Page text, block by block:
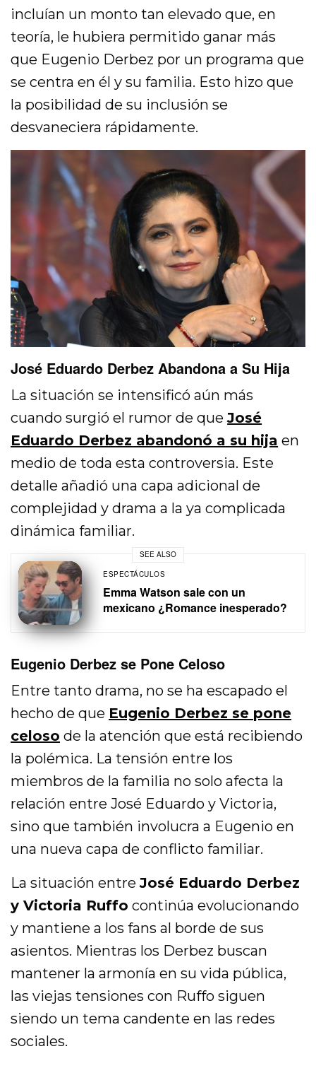
incluían un monto tan elevado que, en
teoría, le hubiera permitido ganar más
que Eugenio Derbez por un programa que
se centra en él y su familia. Esto hizo que
la posibilidad de su inclusión se
desvaneciera rápidamente.
José Eduardo Derbez Abandona a Su Hija
La situación se intensificó aún más
cuando surgió el rumor de queJosé
Eduardo Derbez abandonó a su hija en
medio de toda esta controversia. Este
detalle añadió una capa adicional de
complejidad y drama a la ya complicada
dinámica familiar.
SEE ALSO
ESPECTÁCULOS
Emma Watson sale con un
mexicano ¿Romance inesperado?
Eugenio Derbez se Pone Celoso
Entre tanto drama, no se ha escapado el
hecho de que Eugenio Derbez se pone
celoso de la atención que está recibiendo
la polémica. La tensión entre los
miembros de la familia no solo afecta la
relación entre José Eduardo y Victoria,
sino que también involucra a Eugenio en
una nueva capa de conflicto familiar.
La situación entreJosé Eduardo Derbez
y Victoria Ruffo continúa evolucionando
y mantiene a los fans al borde de sus
asientos. Mientras los Derbez buscan
mantener la armonía en su vida pública,
las viejas tensiones con Ruffo siguen
siendo un tema candente en las redes
sociales.